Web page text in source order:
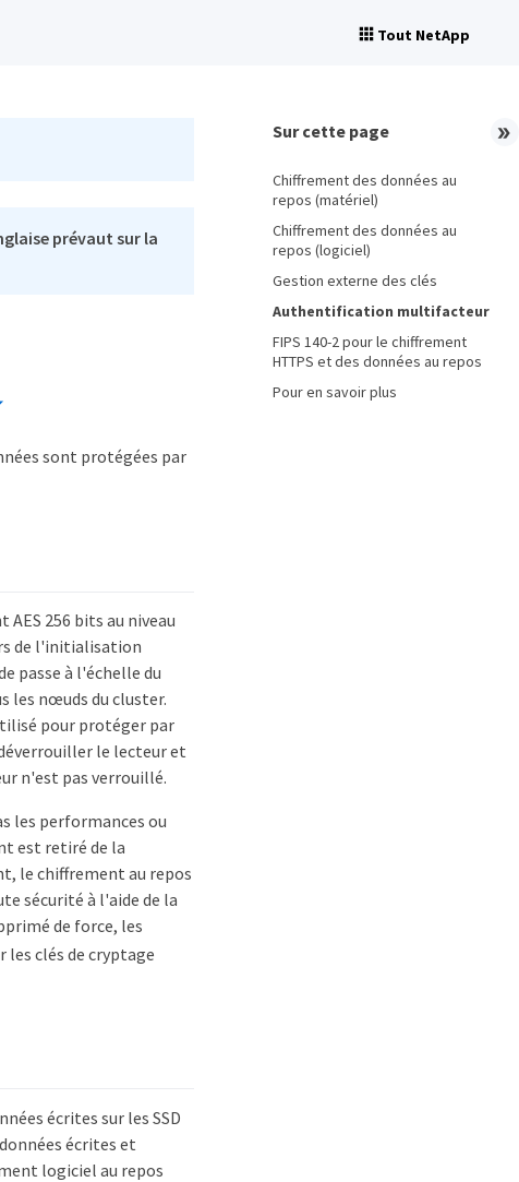
Tout NetApp
prévaut sur la
sont protégées par
256 bits au niveau
de l'initialisation
passe à l'échelle du
les nœuds du cluster.
pour protéger par
le lecteur et
n'est pas verrouillé.
les performances ou
est retiré de la
le chiffrement au repos
sécurité à l'aide de la
de force, les
clés de cryptage
écrites sur les SSD
écrites et
logiciel au repos
Sur cette page
Chiffrement des données au
repos (matériel)
Chiffrement des données au
repos (logiciel)
Gestion externe des clés
Authentification multifacteur
FIPS 140-2 pour le chiffrement
HTTPS et des données au repos
Pour en savoir plus